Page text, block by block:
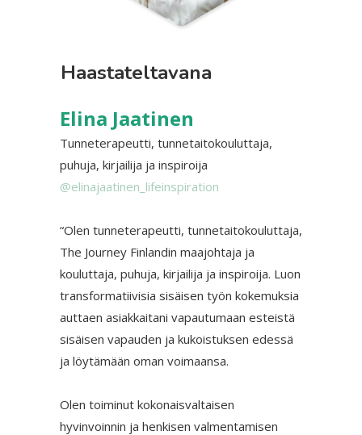
Haastateltavana
Elina Jaatinen
Tunneterapeutti, tunnetaitokouluttaja,
puhuja, kirjailija ja inspiroija
@elinajaatinen_lifeinspiration
“Olen tunneterapeutti, tunnetaitokouluttaja,
The Journey Finlandin maajohtaja ja
kouluttaja, puhuja, kirjailija ja inspiroija. Luon
transformatiivisia sisäisen työn kokemuksia
auttaen asiakkaitani vapautumaan esteistä
sisäisen vapauden ja kukoistuksen edessä
ja löytämään oman voimaansa.
Olen toiminut kokonaisvaltaisen
hyvinvoinnin ja henkisen valmentamisen